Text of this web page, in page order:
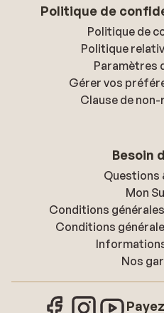
Politique de
Politique de
Politique
Paramètres
Gérer vos
Clause de
Besoin
Questions
Mon
Conditions
Conditions
Nos